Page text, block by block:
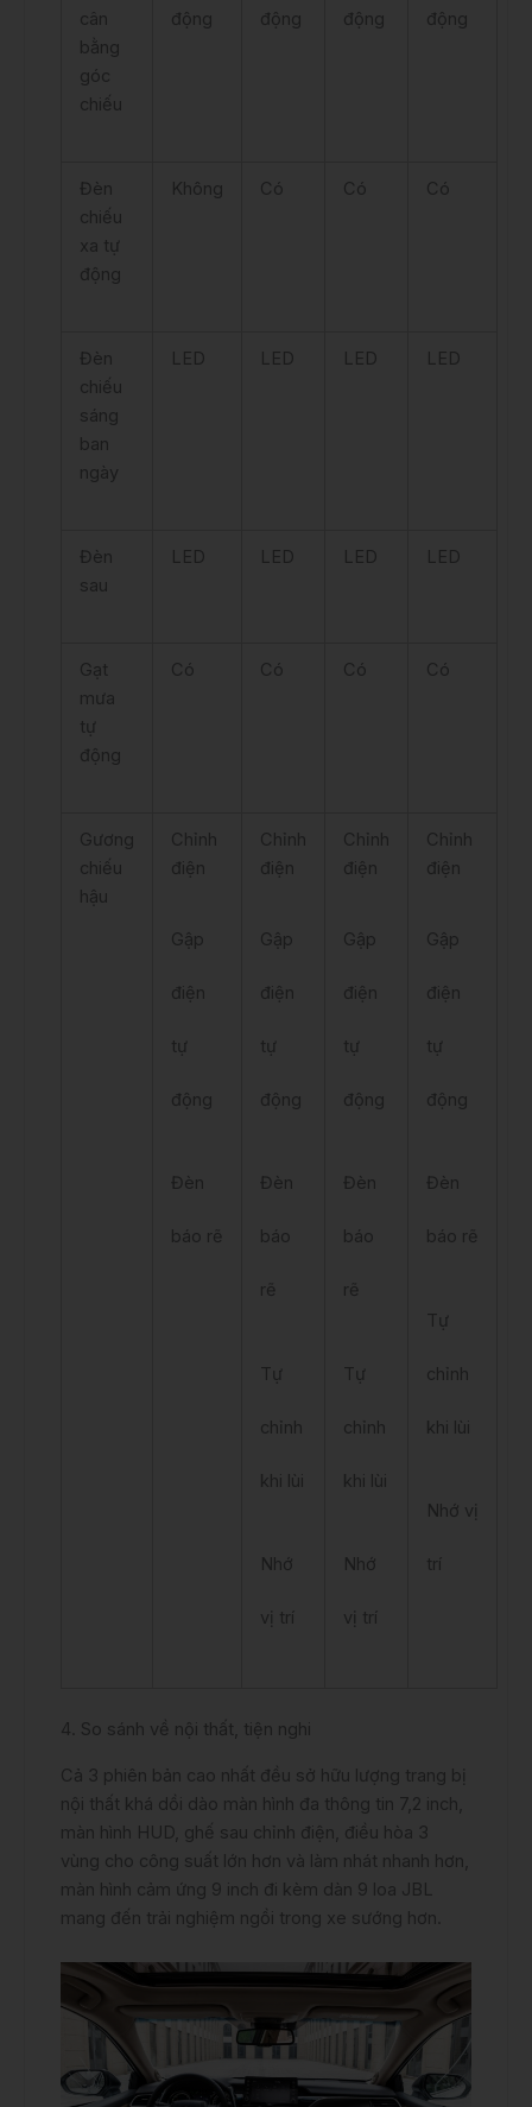
cân
bằng
góc
chiếu
động
động
động
động
Đèn
chiếu
xa tự
động
Không Có Có Có
Đèn
chiếu
sáng
ban
ngày
LED LED LED LED
Đèn
sau
LED LED LED LED
Gạt
mưa
tự
động
Có Có Có Có
Gương
chiếu
hậu
Chỉnh
điện
Gập
điện
tự
động
Đèn
báo rẽ
Chỉnh
điện
Gập
điện
tự
động
Đèn
báo
rẽ
Tự
chỉnh
khi lùi
Nhớ
vị trí
Chỉnh
điện
Gập
điện
tự
động
Đèn
báo
rẽ
Tự
chỉnh
khi lùi
Nhớ
vị trí
Chỉnh
điện
Gập
điện
tự
động
Đèn
báo rẽ
Tự
chỉnh
khi lùi
Nhớ vị
trí
4. So sánh về nội thất, tiện nghi
Cả 3 phiên bản cao nhất đều sở hữu lượng trang bị
nội thất khá dồi dào màn hình đa thông tin 7,2 inch,
màn hình HUD, ghế sau chỉnh điện, điều hòa 3
vùng cho công suất lớn hơn và làm nhát nhanh hơn,
màn hình cảm ứng 9 inch đi kèm dàn 9 loa JBL
mang đến trải nghiệm ngồi trong xe sướng hơn.